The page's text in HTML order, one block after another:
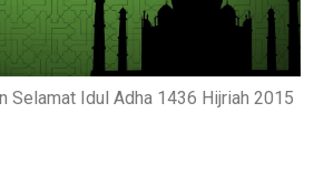
Selamat Idul Adha 1436 Hijriah 2015